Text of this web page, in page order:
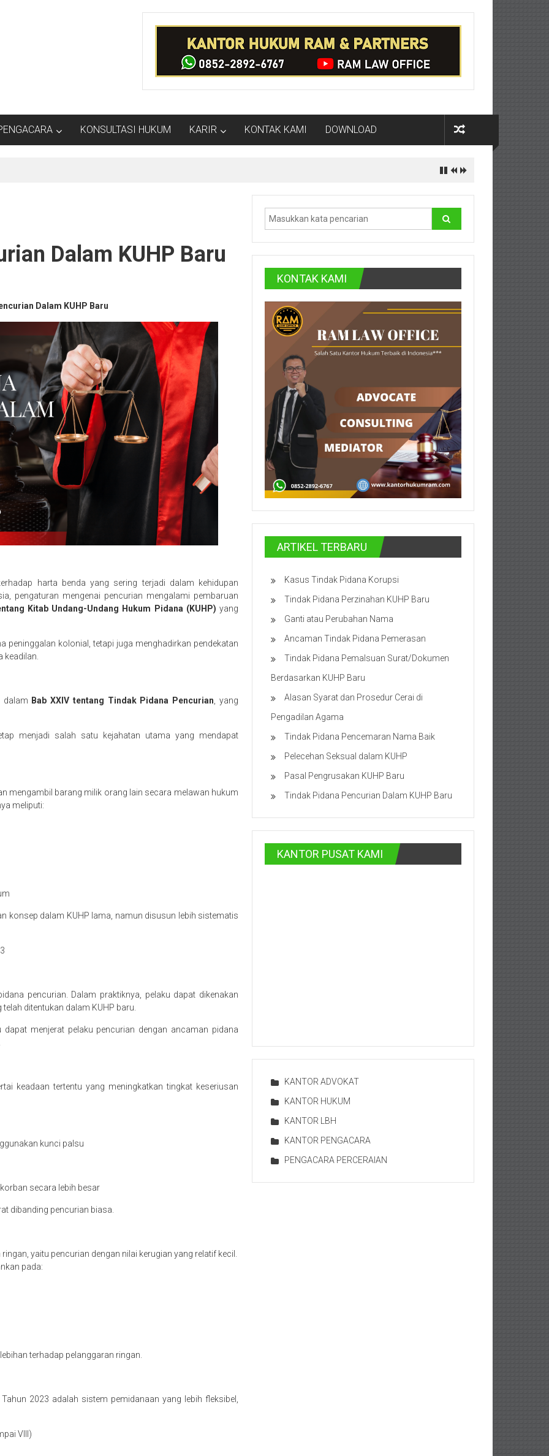
KONSULTASI HUKUM KARIR KONTAK KAMI DOWNLOAD
Dalam KUHP Baru
Dalam KUHP Baru
harta benda yang sering terjadi dalam kehidupan
pengaturan mengenai pencurian mengalami pembaruan
Kitab Undang-Undang Hukum Pidana (KUHP) yang
peninggalan kolonial, tetapi juga menghadirkan pendekatan
dalam Bab XXIV tentang Tindak Pidana Pencurian , yang
menjadi salah satu kejahatan utama yang mendapat
mengambil barang milik orang lain secara melawan hukum
meliputi:
konsep dalam KUHP lama, namun disusun lebih sistematis
pencurian. Dalam praktiknya, pelaku dapat dikenakan
ditentukan dalam KUHP baru.
menjerat pelaku pencurian dengan ancaman pidana
keadaan tertentu yang meningkatkan tingkat keseriusan
kunci palsu
secara lebih besar
dibanding pencurian biasa.
yaitu pencurian dengan nilai kerugian yang relatif kecil.
pada:
terhadap pelanggaran ringan.
2023 adalah sistem pemidanaan yang lebih fleksibel,
VIII)
KONTAK KAMI
ARTIKEL TERBARU
Kasus Tindak Pidana Korupsi
Tindak Pidana Perzinahan KUHP Baru
Ganti atau Perubahan Nama
Ancaman Tindak Pidana Pemerasan
Tindak Pidana Pemalsuan Surat/Dokumen
Berdasarkan KUHP Baru
Alasan Syarat dan Prosedur Cerai di
Pengadilan Agama
Tindak Pidana Pencemaran Nama Baik
Pelecehan Seksual dalam KUHP
Pasal Pengrusakan KUHP Baru
Tindak Pidana Pencurian Dalam KUHP Baru
KANTOR PUSAT KAMI
KANTOR ADVOKAT
KANTOR HUKUM
KANTOR LBH
KANTOR PENGACARA
PENGACARA PERCERAIAN